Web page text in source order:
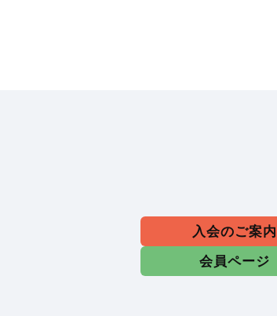
入会のご案内
会員ページ